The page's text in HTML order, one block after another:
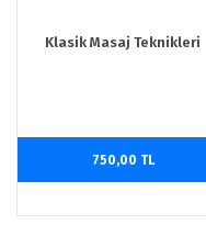
Klasik Masaj Teknikleri
750,00 TL